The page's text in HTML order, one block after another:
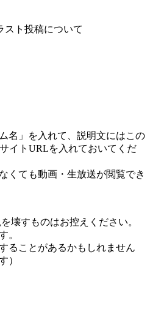
スト投稿について
名」を入れて、説明文にはこの
イトURLを入れておいてくだ
くても動画・生放送が閲覧でき
壊すものはお控えください。
。
ることがあるかもしれません
）